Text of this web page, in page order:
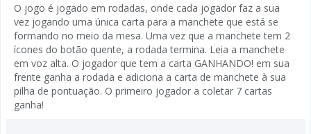
O jogo é jogado em rodadas, onde cada jogador faz a sua
vez jogando uma única carta para a manchete que está se
formando no meio da mesa. Uma vez que a manchete tem 2
ícones do botão quente, a rodada termina. Leia a manchete
em voz alta. O jogador que tem a carta GANHANDO! em sua
frente ganha a rodada e adiciona a carta de manchete à sua
pilha de pontuação. O primeiro jogador a coletar 7 cartas
ganha!